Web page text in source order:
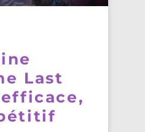
Last